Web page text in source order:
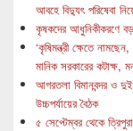
আবহে বিদ্যুৎ পরিষেবা
কৃষকদের আধুনিকীকরণে
‘কৃষিমন্ত্রী ক্ষেতে
মানিক সরকারের
আগরতলা বিমানবন্দর ও
উচ্চপর্যায়ের বৈঠক
৫ সেপ্টেম্বর থেকে